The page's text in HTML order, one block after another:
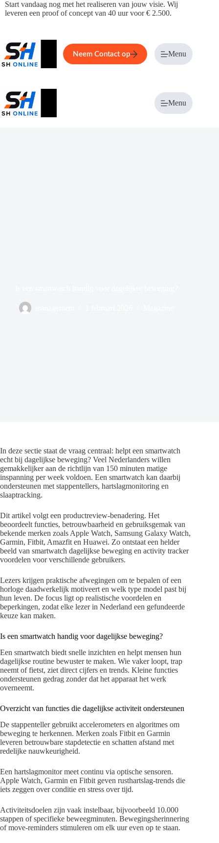
Ga
naar
Start vandaag nog met het realiseren van jouw visie. Wij
leveren een proof of concept van 40 uur voor € 2.500.
Home Service Over ons
Neem Contact op Menu
Menu
In deze sectie staat de vraag centraal: helpt een smartwatch
echt bij dagelijkse beweging? Veel Nederlanders willen
gemakkelijker aan de richtlijn van 150 minuten matige
inspanning per week voldoen. Een smartwatch kan daarbij
ondersteunen met stappentellers, hartslagmonitoring en
slaaptracking.
Dit artikel volgt een productreview-benadering. Het
beoordeelt functies, betrouwbaarheid en gebruiksgemak van
bekende merken zoals Apple Watch, Samsung Galaxy Watch,
Garmin, Fitbit, Amazfit en Huawei. Zo ontstaat een helder
beeld van smartwatch dagelijkse beweging en activity tracker
voordelen voor verschillende gebruikers.
Lezers krijgen praktische afwegingen om te bepalen of een
horloge daadwerkelijk motiveert en welk type model past bij
hun leven. De focus ligt op realistische voordelen en
beperkingen, zodat elke lezer in Nederland een gefundeerde
keuze kan maken.
Is een smartwatch handig voor dagelijkse beweging?
Een smartwatch biedt snelle inzichten en helpt mensen hun
dagelijkse routine bewuster te maken. Wie vaker loopt, trap
neemt of fietst, ziet direct cijfers en trends. Kleine functies
ondersteunen gedrag zonder dat het apparaat het werk
overneemt.
Overzicht van functies die dagelijkse activiteit ondersteunen
De stappenteller gebruikt accelerometers en algoritmes om
beweging te herkennen. Merken zoals Fitbit en Garmin
leveren betrouwbare stapdetectie en schatten afstand met
redelijke nauwkeurigheid.
Een hartslagmonitor meet continu via optische sensoren.
Apple Watch, Garmin en Fitbit geven rusthartslag-trends die
iets zeggen over conditie en stress over tijd.
Activiteitsdoelen zijn vaak instelbaar, bijvoorbeeld 10.000
stappen of specifieke beweegminuten. Bewegingsherinnering
of move-reminders stimuleren om elk uur even op te staan.